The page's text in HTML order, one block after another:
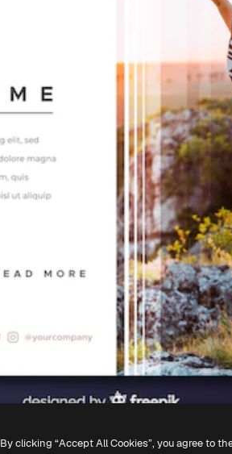
By clicking “Accept All Cookies”, you agree to